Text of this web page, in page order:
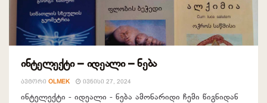
ინტელექტი – იდეალი – ნება
ᲐᲕᲢᲝᲠᲘ OLMEK ᲘᲕᲜᲘᲡᲘ 27, 2024
ინტელექტი - იდეალი - ნება ამონარიდი ჩემი წიგნიდან